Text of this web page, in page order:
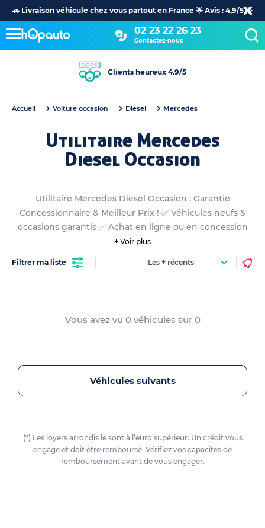
🚗 Livraison véhicule chez vous partout en France 🌟 Avis : 4,9/5 🌟
02 23 22 26 23
Contactez-nous
Clients heureux 4.9/5
Accueil Voiture occasion Diesel Mercedes
Utilitaire Mercedes
Diesel Occasion
Utilitaire Mercedes Diesel Occasion : Garantie
Concessionnaire & Meilleur Prix ! ✅ Véhicules neufs &
occasions garantis ✅ Achat en ligne ou en concession
+ Voir plus
Filtrer ma liste
Vous avez vu 0 véhicules sur 0
Véhicules suivants
(*) Les loyers arrondis le sont à l’euro supérieur. Un crédit vous
engage et doit être remboursé. Vérifiez vos capacités de
remboursement avant de vous engager.